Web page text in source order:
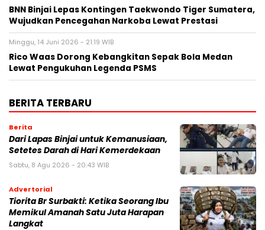
BNN Binjai Lepas Kontingen Taekwondo Tiger Sumatera,
Wujudkan Pencegahan Narkoba Lewat Prestasi
Minggu, 14 Juni 2026 - 21:19 WIB
Rico Waas Dorong Kebangkitan Sepak Bola Medan
Lewat Pengukuhan Legenda PSMS
BERITA TERBARU
Berita
Dari Lapas Binjai untuk Kemanusiaan,
Setetes Darah di Hari Kemerdekaan
Sabtu, 8 Agu 2026 - 20:43 WIB
Advertorial
Tiorita Br Surbakti: Ketika Seorang Ibu
Memikul Amanah Satu Juta Harapan
Langkat